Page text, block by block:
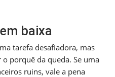
baixa
tarefa desafiadora, mas
porquê da queda. Se uma
ruins, vale a pena